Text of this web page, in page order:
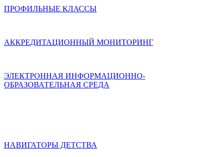
ПРОФИЛЬНЫЕ КЛАССЫ
АККРЕДИТАЦИОННЫЙ МОНИТОРИНГ
ЭЛЕКТРОННАЯ ИНФОРМАЦИОННО-
ОБРАЗОВАТЕЛЬНАЯ СРЕДА
НАВИГАТОРЫ ДЕТСТВА